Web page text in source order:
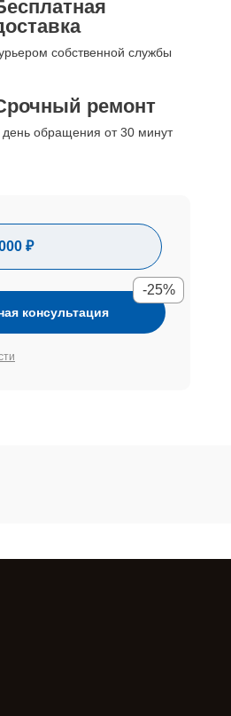
собственной службы
ремонт
день обращения от 30 минут
₽
консультация
-25%